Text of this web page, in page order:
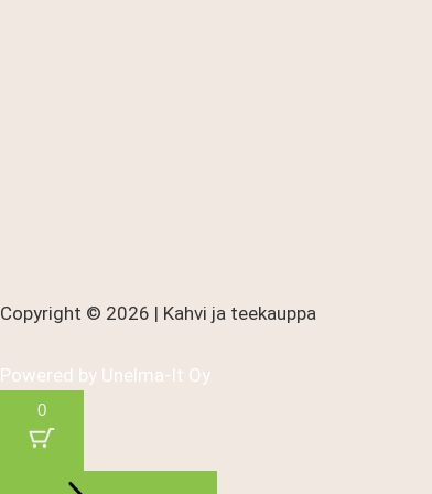
Copyright © 2026 | Kahvi ja teekauppa
Powered by Unelma-It Oy
0